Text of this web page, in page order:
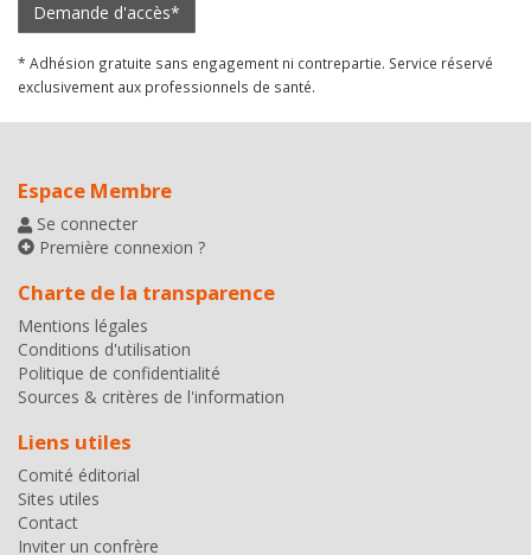
Demande d'accès*
* Adhésion gratuite sans engagement ni contrepartie. Service réservé
exclusivement aux professionnels de santé.
Espace Membre
Se connecter
Première connexion ?
Charte de la transparence
Mentions légales
Conditions d'utilisation
Politique de confidentialité
Sources & critères de l'information
Liens utiles
Comité éditorial
Sites utiles
Contact
Inviter un confrère